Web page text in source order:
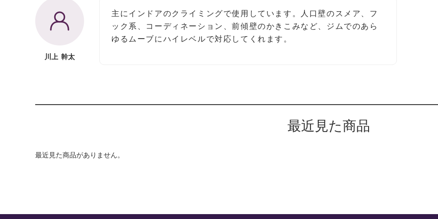
川上 幹太
主にインドアのクライミングで使用しています。人口壁のスメア、フ
ック系、コーディネーション、前傾壁のかきこみなど、ジムでのあら
ゆるムーブにハイレベルで対応してくれます。
最近見た商品
最近見た商品がありません。